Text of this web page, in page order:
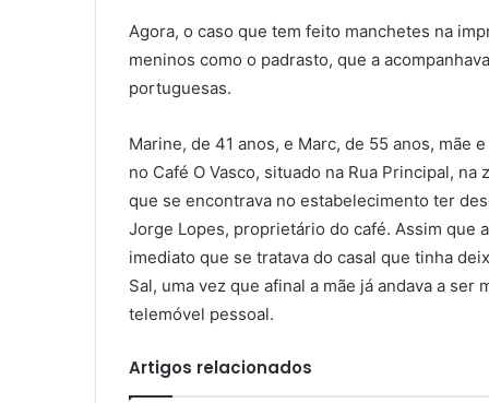
Agora, o caso que tem feito manchetes na
meninos como o padrasto, que a
portuguesas.
Marine, de 41 anos, e Marc, de 55 anos, mãe
no Café O Vasco, situado na Rua Principal,
que se encontrava no estabelecimento ter
Jorge Lopes, proprietário do café. Assim que
imediato que se tratava do casal que tinha
Sal, uma vez que afinal a mãe já andava a
telemóvel pessoal.
Artigos relacionados